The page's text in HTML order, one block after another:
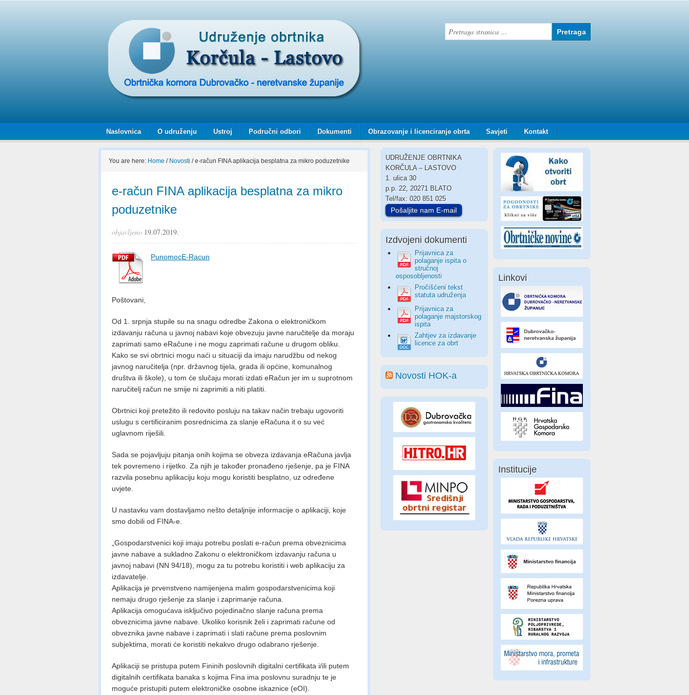
Naslovnica O udruženju Ustroj Područni odbori Dokumenti Obrazovanje i licenciranje obrta Savjeti Kontakt
You are here: Home / Novosti /e-račun FINA aplikacija besplatna za mikro poduzetnike
e-račun FINA aplikacija besplatna za mikro
poduzetnike
objavljeno 19.07.2019.
PunomocE-Racun
Poštovani,
Od 1. srpnja stupile su na snagu odredbe Zakona o elektroničkom
izdavanju računa u javnoj nabavi koje obvezuju javne naručitelje da moraju
zaprimati samo eRačune i ne mogu zaprimati račune u drugom obliku.
Kako se svi obrtnici mogu naći u situaciji da imaju narudžbu od nekog
javnog naručitelja (npr. državnog tijela, grada ili općine, komunalnog
društva ili škole), u tom će slučaju morati izdati eRačun jer im u suprotnom
naručitelj račun ne smije ni zaprimiti a niti platiti.
Obrtnici koji pretežito ili redovito posluju na takav način trebaju ugovoriti
uslugu s certificiranim posrednicima za slanje eRačuna it o su već
uglavnom riješili.
Sada se pojavljuju pitanja onih kojima se obveza izdavanja eRačuna javlja
tek povremeno i rijetko. Za njih je također pronađeno rješenje, pa je FINA
razvila posebnu aplikaciju koju mogu koristiti besplatno, uz određene
uvjete.
U nastavku vam dostavljamo nešto detaljnije informacije o aplikaciji, koje
smo dobili od FINA-e.
„Gospodarstvenici koji imaju potrebu poslati e-račun prema obveznicima
javne nabave a sukladno Zakonu o elektroničkom izdavanju računa u
javnoj nabavi (NN 94/18), mogu za tu potrebu koristiti i web aplikaciju za
izdavatelje.
Aplikacija je prvenstveno namijenjena malim gospodarstvenicima koji
nemaju drugo rješenje za slanje i zaprimanje računa.
Aplikacija omogućava isključivo pojedinačno slanje računa prema
obveznicima javne nabave. Ukoliko korisnik želi i zaprimati račune od
obveznika javne nabave i zaprimati i slati račune prema poslovnim
subjektima, morati će koristiti nekakvo drugo odabrano rješenje.
Aplikaciji se pristupa putem Fininih poslovnih digitalni certifikata i/ili putem
digitalnih certifikata banaka s kojima Fina ima poslovnu suradnju te je
moguće pristupiti putem elektroničke osobne iskaznice (eOI).
UDRUŽENJE OBRTNIKA
KORČULA – LASTOVO
1. ulica 30
p.p. 22, 20271 BLATO
Tel/fax: 020 851 025
Pošaljite nam E-mail
Izdvojeni dokumenti
Prijavnica za
polaganje ispita o
stručnoj
osposobljenosti
Pročišćeni tekst
statuta udruženja
Prijavnica za
polaganje majstorskog
ispita
Zahtjev za izdavanje
licence za obrt
Novosti HOK-a
Linkovi
Institucije